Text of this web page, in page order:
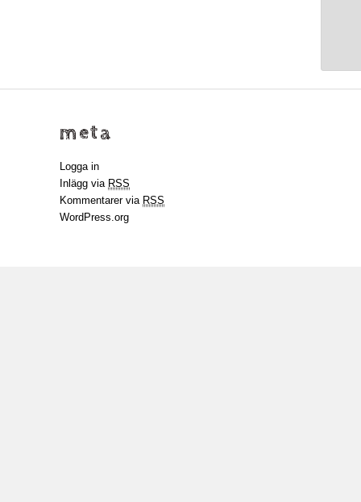
meta
Logga in
Inlägg via RSS
Kommentarer via RSS
WordPress.org